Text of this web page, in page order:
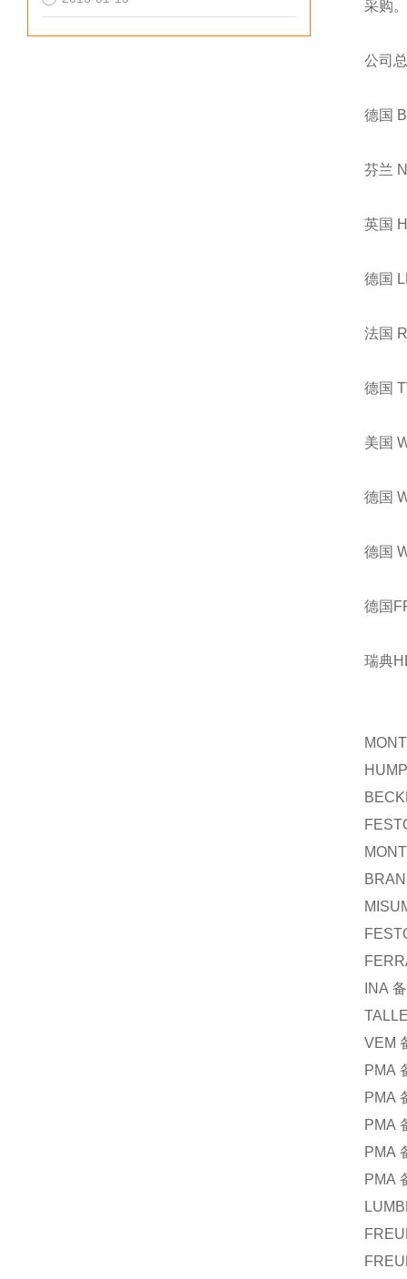
采购。
公司
德国
芬兰
英国
德国
法国
德国
美国
德国
德国
德国
瑞典
INA
VEM
PMA
PMA
PMA
PMA
PMA